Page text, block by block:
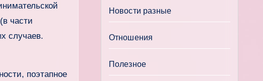
части
случаев.
поэтапное
Новости разные
Отношения
Полезное